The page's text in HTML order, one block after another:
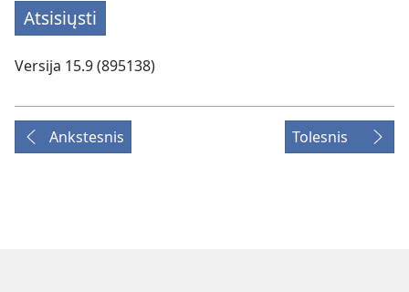
Atsisiųsti
Versija 15.9 (895138)
Ankstesnis Tolesnis